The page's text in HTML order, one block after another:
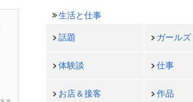
生活と仕事
話題 ガールズ
体験談 仕事
お店＆接客 作品